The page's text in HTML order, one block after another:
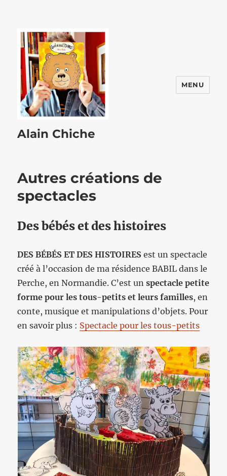
Alain Chiche
MENU
Autres créations de
spectacles
Des bébés et des histoires
DES BÉBÉS ET DES HISTOIRES est un spectacle
créé à l’occasion de ma résidence BABIL dans le
Perche, en Normandie. C’est unspectacle petite
forme pour les tous-petits et leurs familles, en
conte, musique et manipulations d’objets. Pour
en savoir plus : Spectacle pour les tous-petits